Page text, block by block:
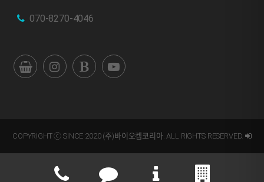
070-8270-4046
COPYRIGHT ⓒ SINCE 2020 (주)바이오켐코리아. ALL RIGHTS RESERVED.